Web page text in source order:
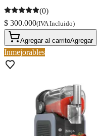
(0)
$ 300.000(IVA Incluido)
Agregar al carritoAgregar
Inmejorables